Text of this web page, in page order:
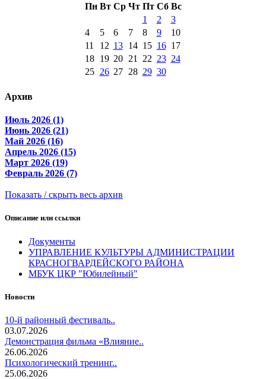
Пн Вт Ср Чт Пт Сб Вс
1
2
3
4
5 6 7 8 9
10
11
12 13 14 15 16 17
18
19 20 21 22 23 24
25
26 27 28 29 30
Архив
Июль 2026 (1)
Июнь 2026 (21)
Май 2026 (16)
Апрель 2026 (15)
Март 2026 (19)
Февраль 2026 (7)
Показать / скрыть весь архив
Описание или ссылки
Документы
УПРАВЛЕНИЕ КУЛЬТУРЫ АДМИНИСТРАЦИИ
КРАСНОГВАРДЕЙСКОГО РАЙОНА
МБУК ЦКР "Юбилейный"
Новости
10-й районный фестиваль..
03.07.2026
Демонстрация фильма «Влияние..
26.06.2026
Психологический тренинг..
25.06.2026